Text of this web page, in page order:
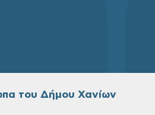
του Δήμου Χανίων